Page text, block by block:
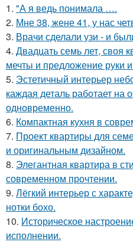
1. "А я ведь понимала ….
2. Мне 38, жене 41, у нас
3. Врачи сделали узи - и
4. Двадцать семь лет, своя
мечты и предложение руки
5. Эстетичный интерьер
каждая деталь работает
одновременно.
6. Компактная кухня в
7. Проект квартиры для
и оригинальным дизайном.
8. Элегантная квартира в
современном прочтении.
9. Лёгкий интерьер с
нотки бохо.
10. Историческое
исполнении.